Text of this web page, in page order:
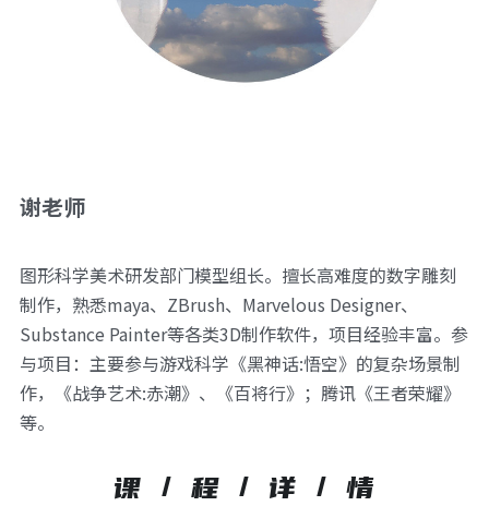
谢老师
图形科学美术研发部门模型组长。擅长高难度的数字雕刻
制作，熟悉maya、ZBrush、Marvelous Designer、
Substance Painter等各类3D制作软件，项目经验丰富。参
与项目：主要参与游戏科学《黑神话:悟空》的复杂场景制
作，《战争艺术:赤潮》、《百将行》；腾讯《王者荣耀》
等。
课 / 程 / 详 / 情